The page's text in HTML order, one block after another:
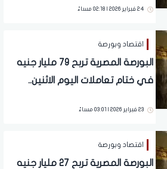
24 فبراير 2026 | 02:18 مساءً
اقتصاد وبورصة
البورصة المصرية تربح 79 مليار جنيه
في ختام تعاملات اليوم الاثنين..
23 فبراير 2026 | 03:01 مساءً
اقتصاد وبورصة
البورصة المصرية تربح 27 مليار جنيه